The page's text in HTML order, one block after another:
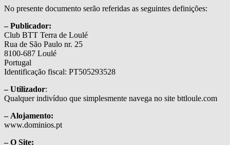
No presente documento serão referidas as seguintes definições:
– Publicador:
Club BTT Terra de Loulé
Rua de São Paulo nr. 25
8100-687 Loulé
Portugal
Identificação fiscal: PT505293528
– Utilizador:
Qualquer indivíduo que simplesmente navega no site bttloule.com
– Alojamento:
www.dominios.pt
– O Site: